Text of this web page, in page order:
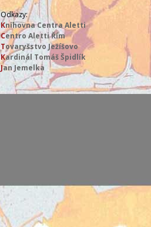
Odkazy:
Knihovna Centra Aletti
Centro Aletti Řím
Tovaryšstvo Ježíšovo
Kardinál Tomáš Špidlík
Jan Jemelka